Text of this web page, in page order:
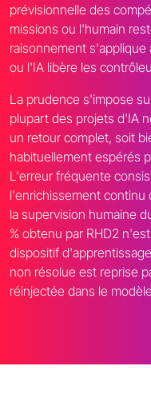
prévisionnelle des
missions ou l'humain
raisonnement
ou l'IA libère les
La prudence s'impose
plupart des projets d'IA
un retour complet, soit
habituellement espérés
L'erreur fréquente
l'enrichissement continu
la supervision humaine
% obtenu par RHD2
dispositif
non résolue est reprise
réinjectée dans le